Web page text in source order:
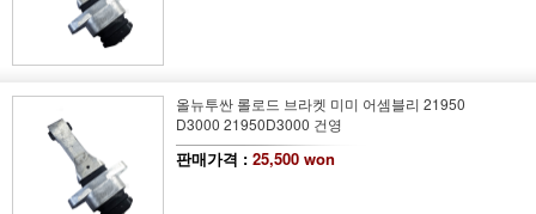
올뉴투싼 롤로드 브라켓 미미 어셈블리 21950
D3000 21950D3000 건영
판매가격 : 25,500 won